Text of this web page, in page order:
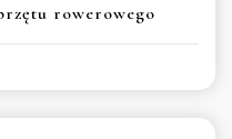
rowerowego